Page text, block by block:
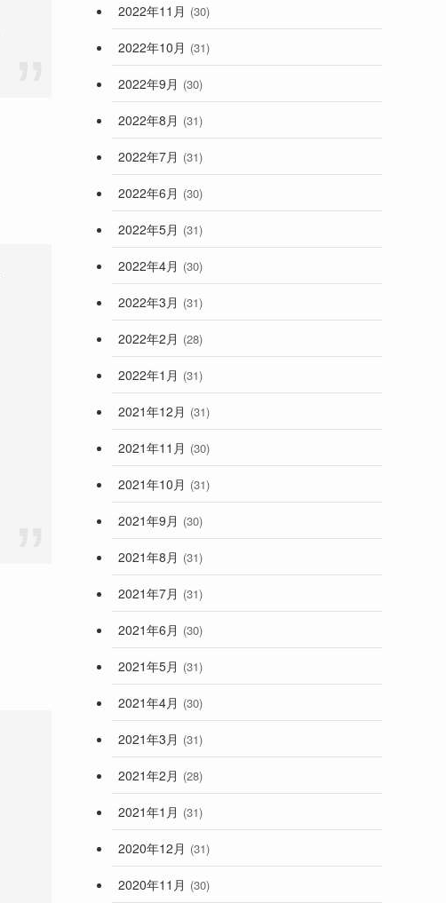
2022年11月 (30)
2022年10月 (31)
2022年9月 (30)
2022年8月 (31)
2022年7月 (31)
2022年6月 (30)
2022年5月 (31)
2022年4月 (30)
2022年3月 (31)
2022年2月 (28)
2022年1月 (31)
2021年12月 (31)
2021年11月 (30)
2021年10月 (31)
2021年9月 (30)
2021年8月 (31)
2021年7月 (31)
2021年6月 (30)
2021年5月 (31)
2021年4月 (30)
2021年3月 (31)
2021年2月 (28)
2021年1月 (31)
2020年12月 (31)
2020年11月 (30)